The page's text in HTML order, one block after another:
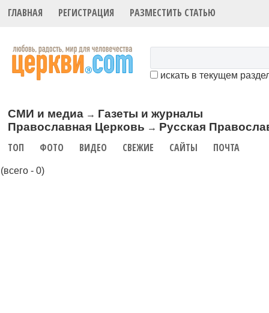
ГЛАВНАЯ РЕГИСТРАЦИЯ РАЗМЕСТИТЬ СТАТЬЮ
искать в текущем
СМИ и медиа → Газеты и журналы
Православная Церковь → Русская
ТОП ФОТО ВИДЕО СВЕЖИЕ САЙТЫ ПОЧТА
(всего - 0)